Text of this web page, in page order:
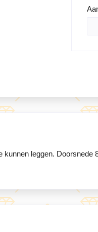
kunnen leggen. Doorsnede